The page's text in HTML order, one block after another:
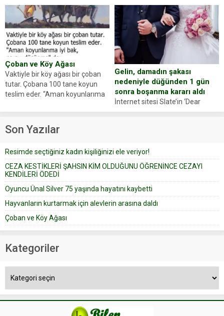
Haberi, oyuncunun menajerlik
ajansı duyurdu. Renda Güner,
sosyal medya hesabında “Usta
Oyuncumuz ve çok değerli
dostumuz...
hayvanlarını kurtarmak isteyen
Zeki Demir (66) ölümden döndü.
Yüzünde ve ellerinde yanıklar
oluşan Demir, kâbus dolu anları
anlattı… Merkeze bağlı...
Çoban ve Köy Ağası
Vaktiyle bir köy ağası bir çoban
tutar. Çobana 100 tane koyun
teslim eder. “Aman koyunlarıma
Çoban koyunları alır gider. Aylar...
Gelin, damadın şakası
nedeniyle düğünden 1 gün
sonra boşanma kararı aldı
İnternet sitesi Slate’in ‘Dear
Prudence’ isimli tavsiye köşesine
yapıştırdığı için düğünden...
Son Yazılar
Resimde seçtiğiniz kadın kişiliğinizi ele veriyor!
CEZA KESTİKLERİ ŞAHSIN KİM OLDUĞUNU ÖĞRENİNCE CEZAYI
KENDİLERİ ÖDEDİ
Oyuncu Ünal Silver 75 yaşında hayatını kaybetti
Hayvanların kurtarmak için alevlerin arasına daldı
Çoban ve Köy Ağası
Kategoriler